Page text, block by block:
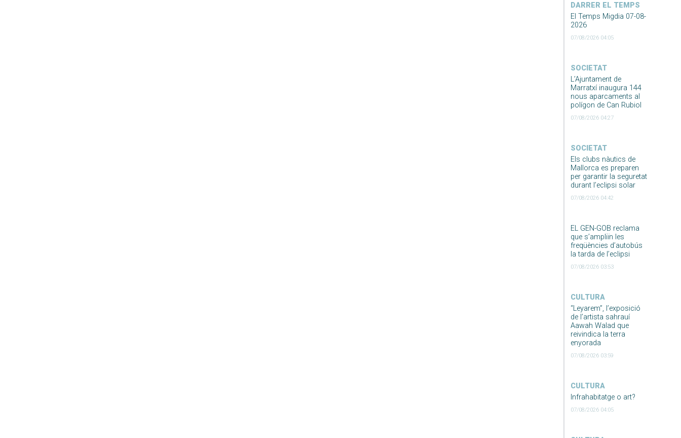
DARRER EL TEMPS
El Temps Migdia 07-08-
2026
07/08/2026 04:05
SOCIETAT
L’Ajuntament de
Marratxí inaugura 144
nous aparcaments al
polígon de Can Rubiol
07/08/2026 04:27
SOCIETAT
Els clubs nàutics de
Mallorca es preparen
per garantir la seguretat
durant l’eclipsi solar
07/08/2026 04:42
EL GEN-GOB reclama
que s’ampliïn les
freqüències d’autobús
la tarda de l’eclipsi
07/08/2026 03:53
CULTURA
“Leyarem”, l’exposició
de l’artista sahrauí
Aawah Walad que
reivindica la terra
enyorada
07/08/2026 03:59
CULTURA
Infrahabitatge o art?
07/08/2026 04:05